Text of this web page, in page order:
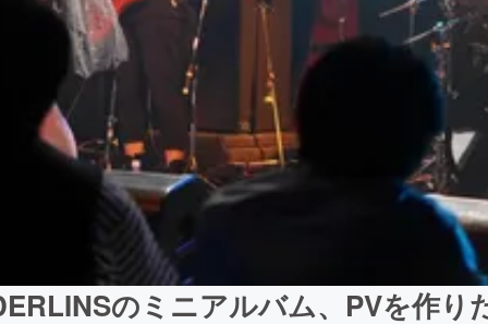
のミニアルバム、PVを作り